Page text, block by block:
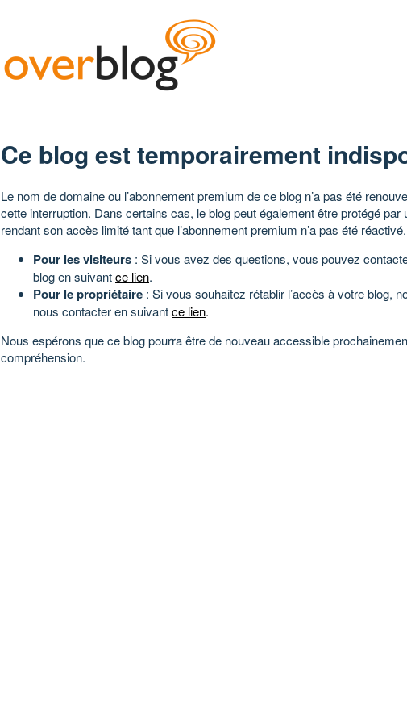
Ce blog est temporairement
Le nom de domaine ou l’abonnement premium de ce blog n’a pas été
cette interruption. Dans certains cas, le blog peut également être protégé par
rendant son accès limité tant que l’abonnement premium n’a pas été réactivé.
Pour les visiteurs : Si vous avez des questions, vous pouvez
blog en suivantce lien.
Pour le propriétaire : Si vous souhaitez rétablir l’accès à votre blog,
nous contacter en suivantce lien.
Nous espérons que ce blog pourra être de nouveau accessible
compréhension.